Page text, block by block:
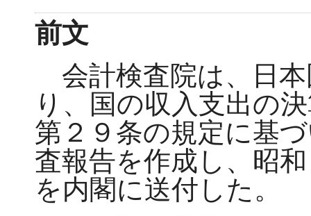
前文
会計検査院は、日
り、国の収入支出の
第２９条の規定に基
査報告を作成し、昭
を内閣に送付した。